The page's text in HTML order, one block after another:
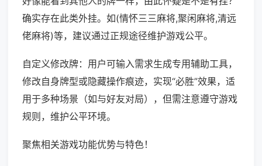
确实存在此类外挂。如(情怀三三麻将,聚闲麻将,清远
佬麻将)等，建议通过正规途径维护游戏公平。
自定义修改牌：用户可输入需求生成专用辅助工具，
修改自身牌型或隐藏操作痕迹，实现“必胜”效果，适
用于多种场景（如与好友对局），但需注意遵守游戏
规则，维护公平环境。
聚焦相关游戏功能优势与特色！